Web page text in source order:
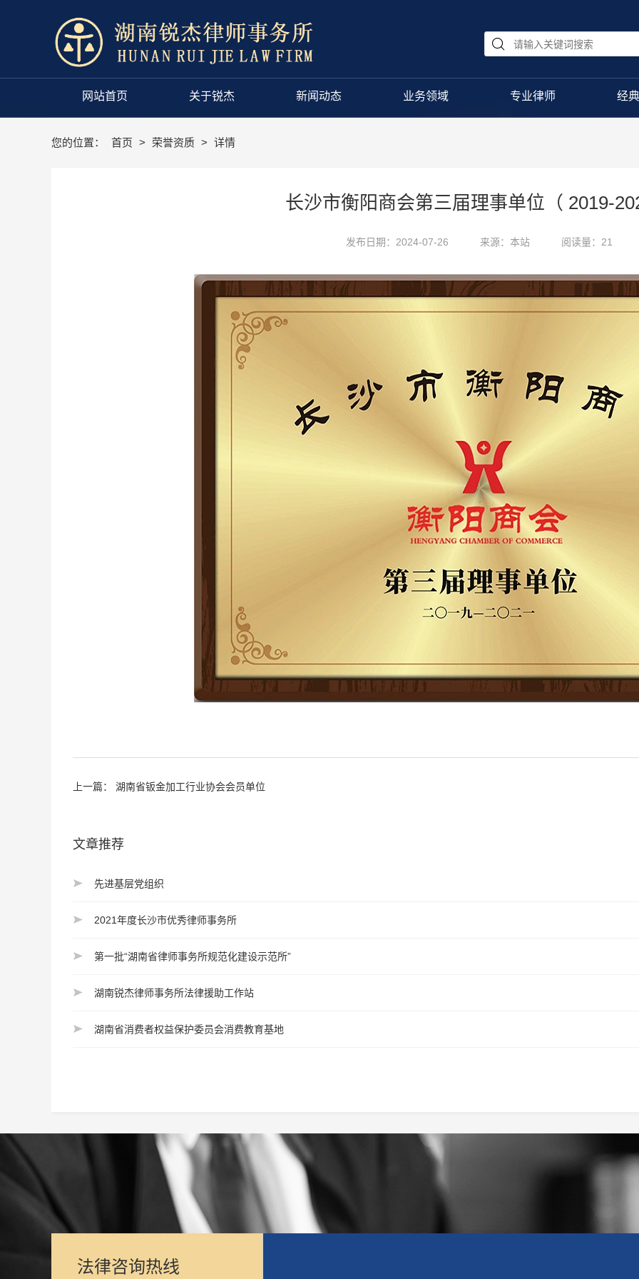
网站首页 关于锐杰 新闻动态 业务领域 专业律师 经
您的位置： 首页 > 荣誉资质 > 详情
长沙市衡阳商会第三届理事单位（ 2019-
发布日期：2024-07-26 来源：本站 阅读量：21
上一篇： 湖南省钣金加工行业协会会员单位
文章推荐
先进基层党组织
2021年度长沙市优秀律师事务所
第一批“湖南省律师事务所规范化建设示范所”
湖南锐杰律师事务所法律援助工作站
湖南省消费者权益保护委员会消费教育基地
法律咨询热线